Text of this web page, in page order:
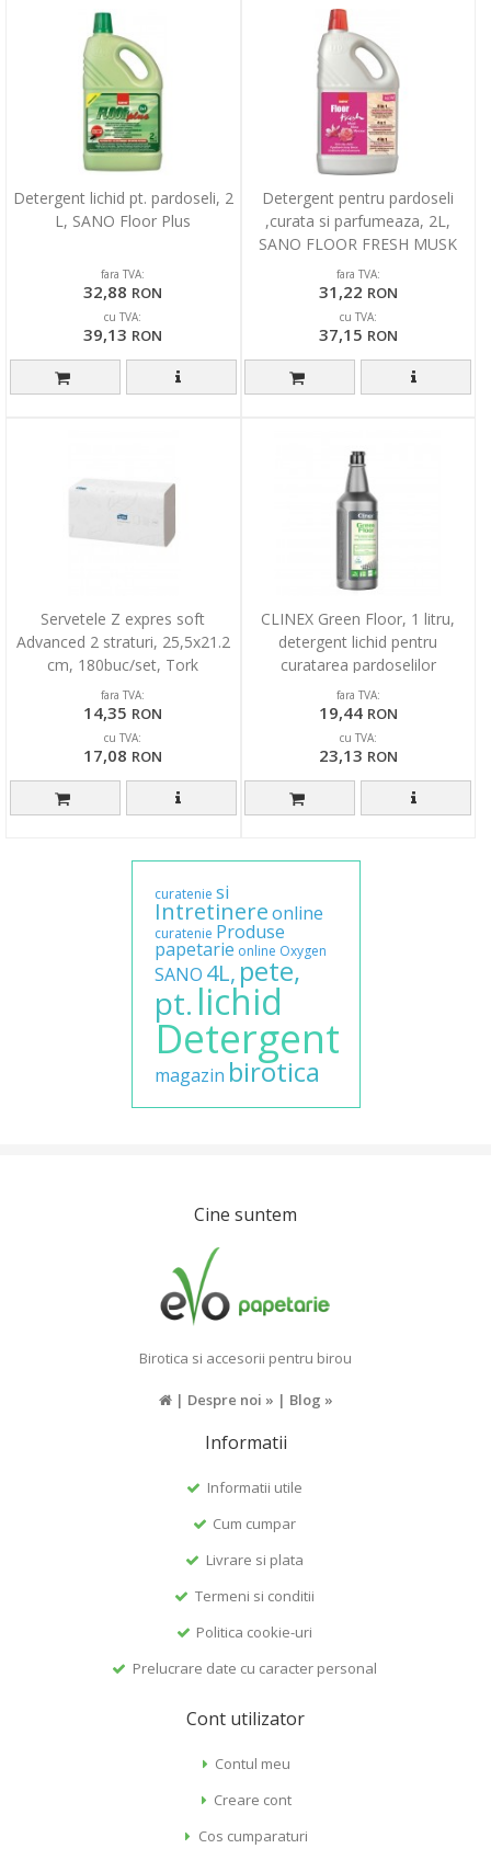
Detergent lichid pt. pardoseli, 2
L, SANO Floor Plus
fara TVA:
32,88 RON
cu TVA:
39,13 RON
Detergent pentru pardoseli
,curata si parfumeaza, 2L,
SANO FLOOR FRESH MUSK
fara TVA:
31,22 RON
cu TVA:
37,15 RON
Servetele Z expres soft
Advanced 2 straturi, 25,5x21.2
cm, 180buc/set, Tork
fara TVA:
14,35 RON
cu TVA:
17,08 RON
CLINEX Green Floor, 1 litru,
detergent lichid pentru
curatarea pardoselilor
fara TVA:
19,44 RON
cu TVA:
23,13 RON
curatenie si
Intretinereonline
curatenie Produse
papetarie online Oxygen
SANO 4L, pete,
pt. lichid
Detergent
magazin birotica
Cine suntem
Birotica si accesorii pentru birou
| Despre noi » | Blog »
Informatii
Informatii utile
Cum cumpar
Livrare si plata
Termeni si conditii
Politica cookie-uri
Prelucrare date cu caracter personal
Cont utilizator
Contul meu
Creare cont
Cos cumparaturi